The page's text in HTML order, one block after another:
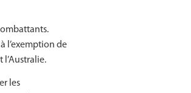
l’exemption de
l’Australie.
les